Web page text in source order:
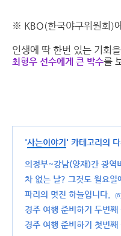
※ KBO(한국야구위원회)
인생에 딱 한번 있는 기회
최형우 선수에게 큰 박수를
'사는이야기 ' 카테고리의
의정부~강남(양재)간 광역
p. 2 (환승할인편)
(4)
차 없는 날? 그것도 월요일
파리의 멋진 하늘입니다.
경주 여행 준비하기 두번째
경주 여행 준비하기 첫번째